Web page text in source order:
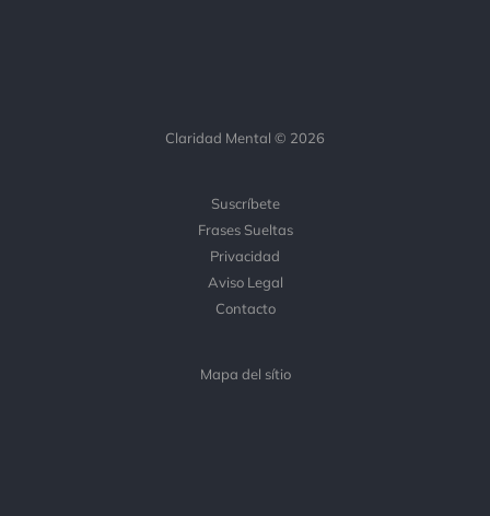
Claridad Mental © 2026
Suscríbete
Frases Sueltas
Privacidad
Aviso Legal
Contacto
Mapa del sítio